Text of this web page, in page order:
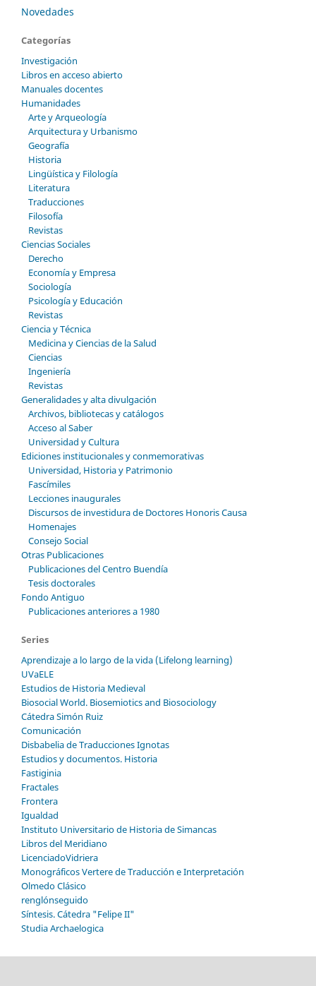
Novedades
Categorías
Investigación
Libros en acceso abierto
Manuales docentes
Humanidades
Arte y Arqueología
Arquitectura y Urbanismo
Geografía
Historia
Lingüística y Filología
Literatura
Traducciones
Filosofía
Revistas
Ciencias Sociales
Derecho
Economía y Empresa
Sociología
Psicología y Educación
Revistas
Ciencia y Técnica
Medicina y Ciencias de la Salud
Ciencias
Ingeniería
Revistas
Generalidades y alta divulgación
Archivos, bibliotecas y catálogos
Acceso al Saber
Universidad y Cultura
Ediciones institucionales y conmemorativas
Universidad, Historia y Patrimonio
Fascímiles
Lecciones inaugurales
Discursos de investidura de Doctores Honoris Causa
Homenajes
Consejo Social
Otras Publicaciones
Publicaciones del Centro Buendía
Tesis doctorales
Fondo Antiguo
Publicaciones anteriores a 1980
Series
Aprendizaje a lo largo de la vida (Lifelong learning)
UVaELE
Estudios de Historia Medieval
Biosocial World. Biosemiotics and Biosociology
Cátedra Simón Ruiz
Comunicación
Disbabelia de Traducciones Ignotas
Estudios y documentos. Historia
Fastiginia
Fractales
Frontera
Igualdad
Instituto Universitario de Historia de Simancas
Libros del Meridiano
LicenciadoVidriera
Monográficos Vertere de Traducción e Interpretación
Olmedo Clásico
renglónseguido
Síntesis. Cátedra "Felipe II"
Studia Archaelogica